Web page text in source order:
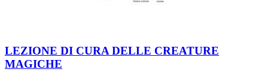
LEZIONE DI CURA DELLE CREATURE
MAGICHE